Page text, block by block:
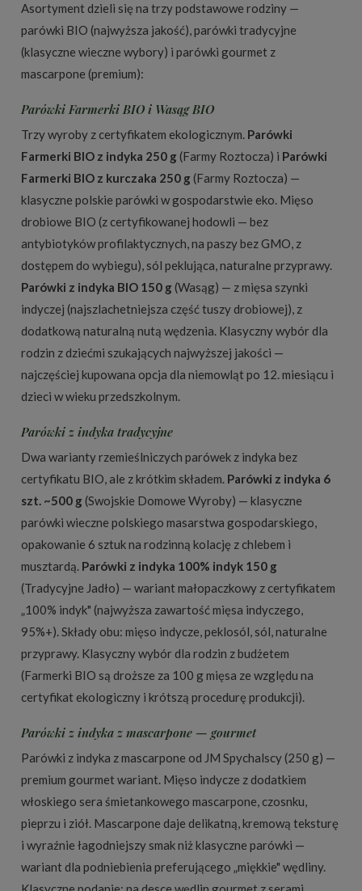
Asortyment dzieli się na trzy podstawowe rodziny —
parówki BIO (najwyższa jakość), parówki tradycyjne
(klasyczne wieczne wybory) i parówki gourmet z
mascarpone (premium):
Parówki Farmerki BIO i Wasąg BIO
Trzy wyroby z certyfikatem ekologicznym. Parówki
Farmerki BIO z indyka 250 g (Farmy Roztocza) i Parówki
Farmerki BIO z kurczaka 250 g (Farmy Roztocza) —
klasyczne polskie parówki w gospodarstwie eko. Mięso
drobiowe BIO (z certyfikowanej hodowli — bez
antybiotyków profilaktycznych, na paszy bez GMO, z
dostępem do wybiegu), sól peklująca, naturalne przyprawy.
Parówki z indyka BIO 150 g (Wasąg) — z mięsa szynki
indyczej (najszlachetniejsza część tuszy drobiowej), z
dodatkową naturalną nutą wędzenia. Klasyczny wybór dla
rodzin z dziećmi szukających najwyższej jakości —
najczęściej kupowana opcja dla niemowląt po 12. miesiącu i
dzieci w wieku przedszkolnym.
Parówki z indyka tradycyjne
Dwa warianty rzemieślniczych parówek z indyka bez
certyfikatu BIO, ale z krótkim składem. Parówki z indyka 6
szt. ~500 g (Swojskie Domowe Wyroby) — klasyczne
parówki wieczne polskiego masarstwa gospodarskiego,
opakowanie 6 sztuk na rodzinną kolację z chlebem i
musztardą. Parówki z indyka 100% indyk 150 g
(Tradycyjne Jadło) — wariant małopaczkowy z certyfikatem
„100% indyk" (najwyższa zawartość mięsa indyczego,
95%+). Składy obu: mięso indycze, peklosól, sól, naturalne
przyprawy. Klasyczny wybór dla rodzin z budżetem
(Farmerki BIO są droższe za 100 g mięsa ze względu na
certyfikat ekologiczny i krótszą procedurę produkcji).
Parówki z indyka z mascarpone — gourmet
Parówki z indyka z mascarpone od JM Spychalscy (250 g) —
premium gourmet wariant. Mięso indycze z dodatkiem
włoskiego sera śmietankowego mascarpone, czosnku,
pieprzu i ziół. Mascarpone daje delikatną, kremową teksturę
i wyraźnie łagodniejszy smak niż klasyczne parówki —
wariant dla podniebienia preferującego „miękkie" wędliny.